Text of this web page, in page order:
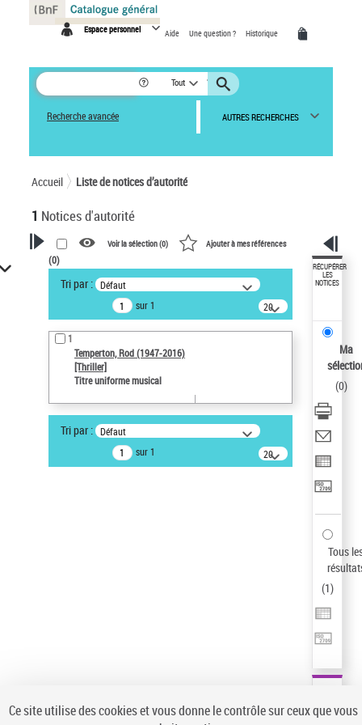
Espace personnel Aide Une question ? Historique
Tout
Recherche avancée AUTRES RECHERCHES
Accueil Liste de notices d’autorité
1 Notices d'autorité
VOTRE RECHERCHE
Recherche avancée dans les
notices d’autorité
Œuvres liées à l'auteur :
Temperton, Rod (1947-2016)
Sauvegarder votre recherche
AFFINER
Type de notice d'autorité
Voir la sélection (0) Ajouter à mes références
(0)
Tri par : Défaut
sur 1
20
résultats/page
1
Temperton, Rod (1947-2016)
[Thriller]
Titre uniforme musical
Tri par : Défaut
sur 1
20
résultats/page
RÉCUPÉRER
LES
NOTICES
Ma
(0)
Tous
(1)
Panneau de gestion des cookies
Ce site utilise des cookies et vous donne le contrôle sur ceux que vous